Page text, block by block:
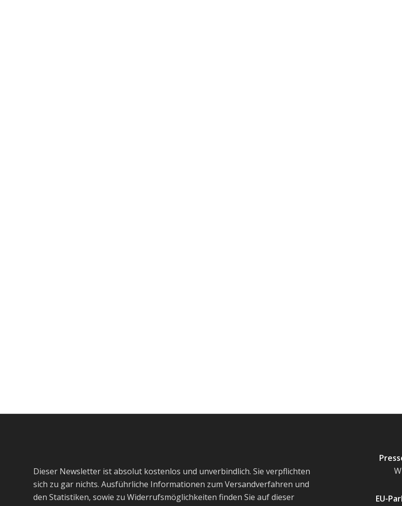
Dieser Newsletter ist absolut kostenlos und unverbindlich. Sie verpflichten
sich zu gar nichts. Ausführliche Informationen zum Versandverfahren und
den Statistiken, sowie zu Widerrufsmöglichkeiten finden Sie auf dieser
EU-